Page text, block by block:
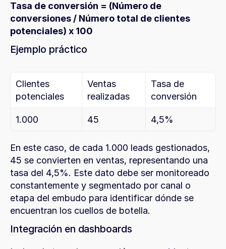
Tasa de conversión = (Número de
conversiones / Número total de clientes
potenciales) x 100
Ejemplo práctico
Clientes
potenciales
Ventas
realizadas
Tasa de
conversión
1.000 45 4,5%
En este caso, de cada 1.000 leads gestionados,
45 se convierten en ventas, representando una
tasa del 4,5%. Este dato debe ser monitoreado
constantemente y segmentado por canal o
etapa del embudo para identificar dónde se
encuentran los cuellos de botella.
Integración en dashboards